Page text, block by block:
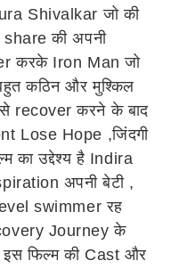
Shivalkar जो की
की अपनी
करके Iron Man जो
कठिन और मुश्किल
से recover करने के बाद
Lose Hope ,जिंदगी
का उद्देश्य है Indira
अपनी बेटी ,
swimmer रह
Journey के
फिल्म की Cast और